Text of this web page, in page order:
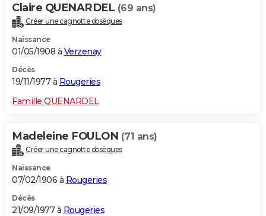
Claire QUENARDEL (69 ans)
Créer une cagnotte obsèques
Naissance
01/05/1908 à Verzenay
Décès
19/11/1977 à Rougeries
Famille QUENARDEL
Madeleine FOULON (71 ans)
Créer une cagnotte obsèques
Naissance
07/02/1906 à Rougeries
Décès
21/09/1977 à Rougeries